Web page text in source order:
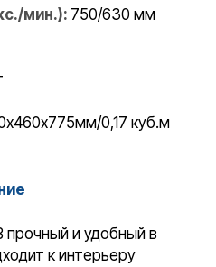
мин.): 750/630 мм
0,17 куб.м
прочный и удобный в
к интерьеру